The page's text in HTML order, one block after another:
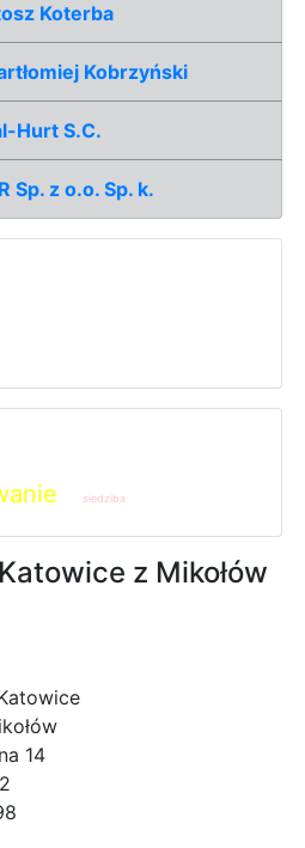
Koterba
Kobrzyński
Hurt S.C.
Sp. z o.o. Sp. k.
siedziba
z Mikołów
14